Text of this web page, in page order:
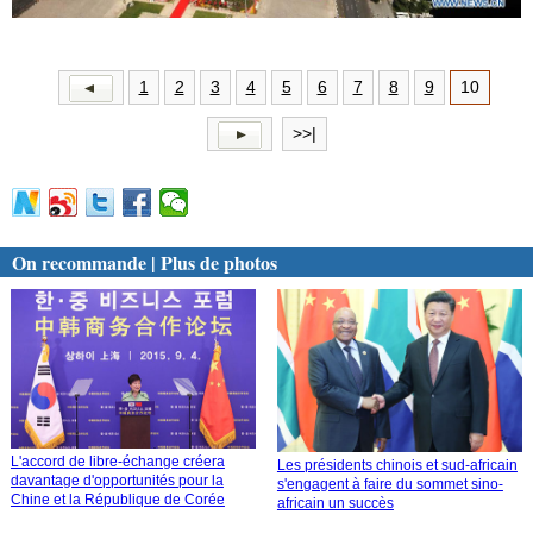
1 2 3 4 5 6 7 8 9 10
>>|
On recommande | Plus de photos
L'accord de libre-échange créera
davantage d'opportunités pour la
Chine et la République de Corée
Les présidents chinois et sud-africain
s'engagent à faire du sommet sino-
africain un succès